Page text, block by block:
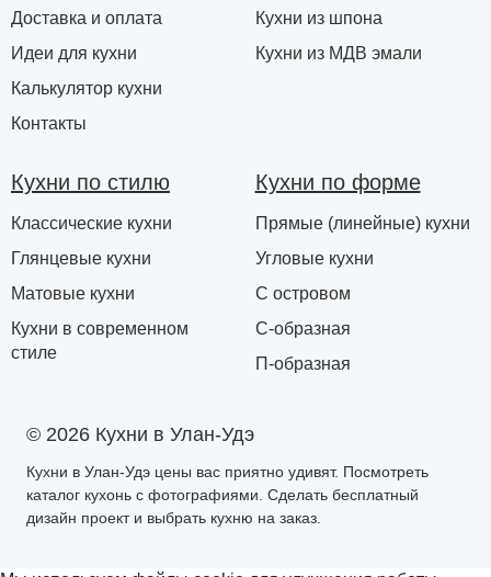
© 2026 Кухни в Улан-Удэ
Кухни в Улан-Удэ цены вас приятно удивят. Посмотреть
каталог кухонь с фотографиями. Сделать бесплатный
дизайн проект и выбрать кухню на заказ.
Доставка и оплата
Идеи для кухни
Калькулятор кухни
Контакты
Кухни из шпона
Кухни из МДВ эмали
Кухни по стилю
Классические кухни
Глянцевые кухни
Матовые кухни
Кухни в современном
стиле
Кухни по форме
Прямые (линейные) кухни
Угловые кухни
С островом
С-образная
П-образная